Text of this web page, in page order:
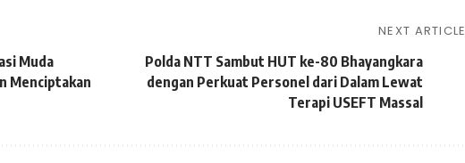
Muda
Menciptakan
NEXT ARTICLE
Polda NTT Sambut HUT ke-80 Bhayangkara
dengan Perkuat Personel dari Dalam Lewat
Terapi USEFT Massal